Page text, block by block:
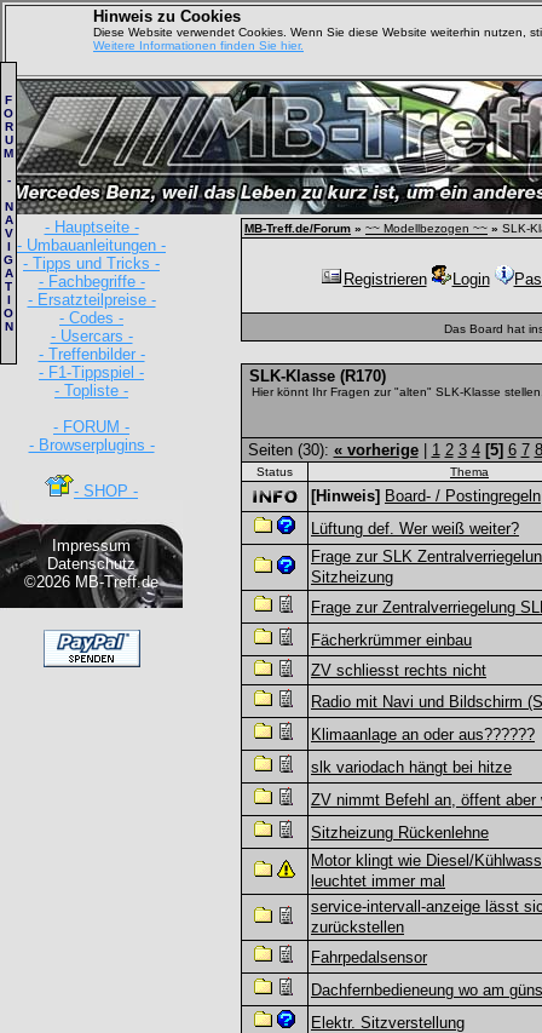
Hinweis zu Cookies
Diese Website verwendet Cookies. Wenn Sie diese Website weiterhin nutzen,
Weitere Informationen finden Sie hier.
- Hauptseite -
- Umbauanleitungen -
- Tipps und Tricks -
- Fachbegriffe -
- Ersatzteilpreise -
- Codes -
- Usercars -
- Treffenbilder -
- F1-Tippspiel -
- Topliste -
- FORUM -
- Browserplugins -
- SHOP -
Impressum
Datenschutz
©2026 MB-Treff.de
F
O
R
U
M
-
N
A
V
I
G
A
T
I
O
N
MB-Treff.de/Forum » ~~ Modellbezogen ~~ » SLK-
Registrieren Login
Das Board hat
SLK-Klasse (R170)
Hier könnt Ihr Fragen zur "alten" SLK-Klasse
Seiten (30): « vorherige 1 2 3 4 [5] 6 7 8
Status Thema
[Hinweis] Board- / Postingregeln
Lüftung def. Wer weiß weiter?
Frage zur SLK
Sitzheizung
Frage zur Zentralverriegelung
Fächerkrümmer einbau
ZV schliesst rechts nicht
Radio mit Navi und Bildschirm
Klimaanlage an oder aus??????
slk variodach hängt bei hitze
ZV nimmt Befehl an, öffent aber
Sitzheizung Rückenlehne
Motor klingt wie Diesel/
leuchtet immer mal
service-intervall-anzeige lässt
zurückstellen
Fahrpedalsensor
Dachfernbedieneung wo am
Elektr. Sitzverstellung